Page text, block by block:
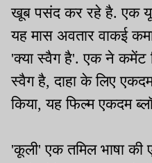
खूब पसंद कर रहे है. एक
यह मास अवतार वाकई
'क्या स्वैग है'. एक ने कमेंट
स्वैग है, दाहा के लिए
किया, यह फिल्म एकदम
'कूली' एक तमिल भाषा की